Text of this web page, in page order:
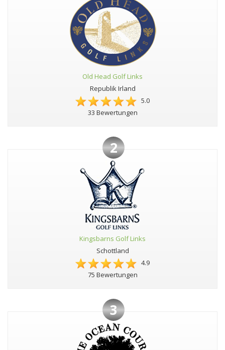
Old Head Golf Links
Republik Irland
5.0
33 Bewertungen
2
Kingsbarns Golf Links
Schottland
4.9
75 Bewertungen
3